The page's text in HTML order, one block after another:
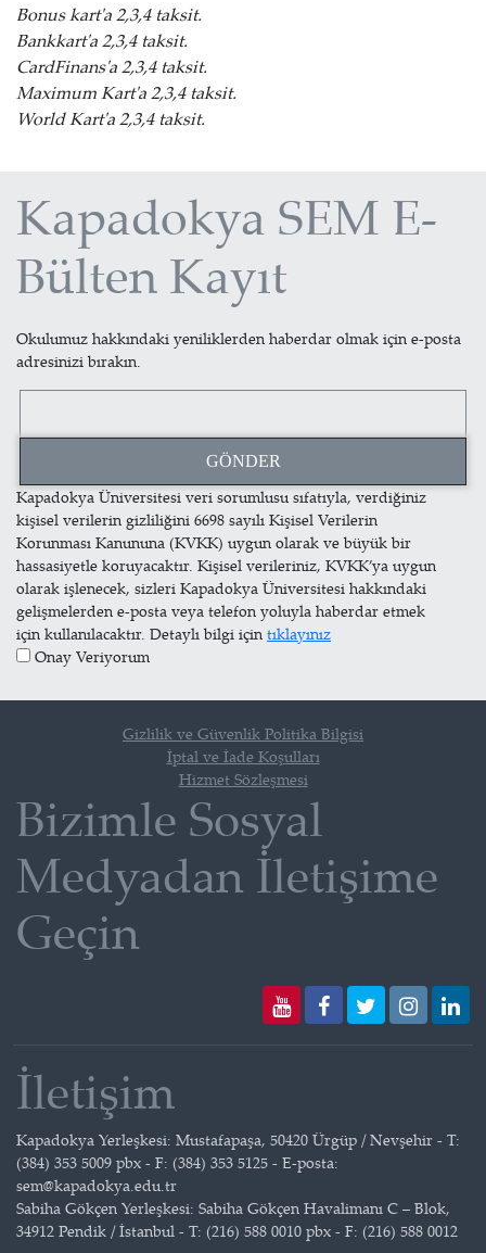
Bonus kart'a 2,3,4 taksit.
Bankkart'a 2,3,4 taksit.
CardFinans'a 2,3,4 taksit.
Maximum Kart'a 2,3,4 taksit.
World Kart'a 2,3,4 taksit.
Kapadokya SEM E-
Bülten Kayıt
Okulumuz hakkındaki yeniliklerden haberdar olmak için e-posta
adresinizi bırakın.
Kapadokya Üniversitesi veri sorumlusu sıfatıyla, verdiğiniz
kişisel verilerin gizliliğini 6698 sayılı Kişisel Verilerin
Korunması Kanununa (KVKK) uygun olarak ve büyük bir
hassasiyetle koruyacaktır. Kişisel verileriniz, KVKK’ya uygun
olarak işlenecek, sizleri Kapadokya Üniversitesi hakkındaki
gelişmelerden e-posta veya telefon yoluyla haberdar etmek
için kullanılacaktır. Detaylı bilgi için tıklayınız
Onay Veriyorum
Gizlilik ve Güvenlik Politika Bilgisi
İptal ve İade Koşulları
Hizmet Sözleşmesi
Bizimle Sosyal
Medyadan İletişime
Geçin
İletişim
Kapadokya Yerleşkesi: Mustafapaşa, 50420 Ürgüp / Nevşehir - T:
(384) 353 5009 pbx - F: (384) 353 5125 - E-posta:
sem@kapadokya.edu.tr
Sabiha Gökçen Yerleşkesi: Sabiha Gökçen Havalimanı C – Blok,
34912 Pendik / İstanbul - T: (216) 588 0010 pbx - F: (216) 588 0012